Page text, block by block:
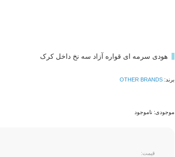
هودی سرمه ای قواره آزاد سه نخ داخل کرک
برند: OTHER BRANDS
موجودی: ناموجود
قیمت: